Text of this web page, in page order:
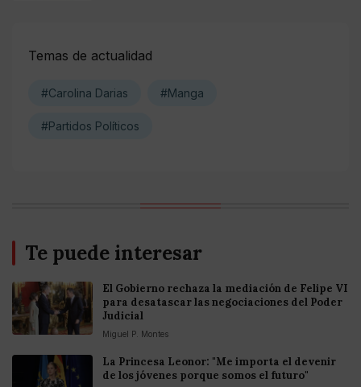
Temas de actualidad
#Carolina Darias #Manga
#Partidos Políticos
Te puede interesar
El Gobierno rechaza la mediación de Felipe VI
para desatascar las negociaciones del Poder
Judicial
Miguel P. Montes
La Princesa Leonor: "Me importa el devenir
de los jóvenes porque somos el futuro"